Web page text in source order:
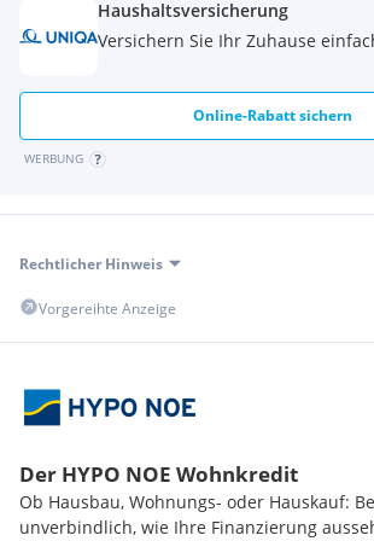
Vorraum 2,79 m²
Abstellraum 2,92 m²
Abstellraum 8,18 m²
*Dachterrasse (Dachdraufsicht) 32,34 m²
* * * * * * * * * * * * * * * * * *
KUTTENBERGER IMMO
mit den Qualitätssiegeln
EXPERTE 2026!(*von Kurier und dem IMWF
Management und Wirtschaftsforschung)
Haushaltsversicherung
Versichern Sie Ihr Zuhause
Online-Rabatt sichern
WERBUNG
Rechtlicher Hinweis
Vorgereihte Anzeige
Der HYPO NOE Wohnkredit
Ob Hausbau, Wohnungs- oder Hauskauf:
unverbindlich, wie Ihre Finanzierung